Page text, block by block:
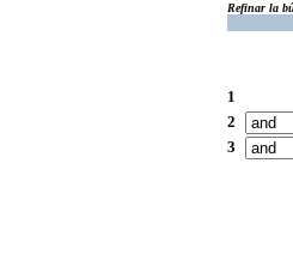
Refinar la
1
2
3